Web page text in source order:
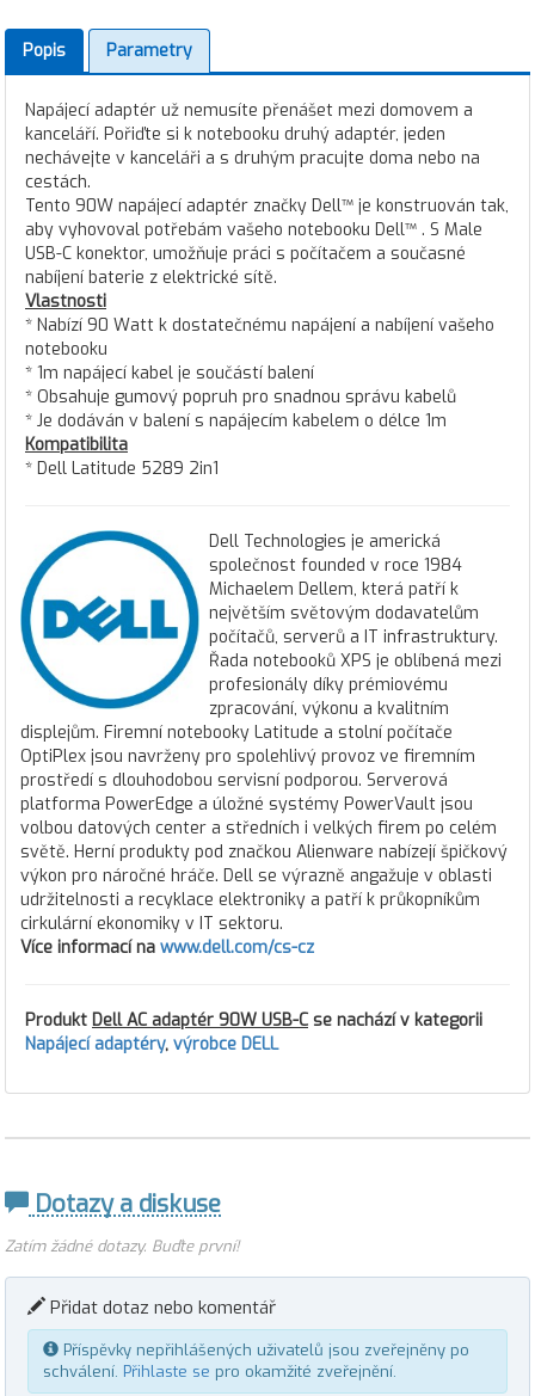
Popis Parametry
Napájecí adaptér už nemusíte přenášet mezi domovem a
kanceláří. Pořiďte si k notebooku druhý adaptér, jeden
nechávejte v kanceláři a s druhým pracujte doma nebo na
cestách.
Tento 90W napájecí adaptér značky Dell™ je konstruován tak,
aby vyhovoval potřebám vašeho notebooku Dell™ . S Male
USB-C konektor, umožňuje práci s počítačem a současné
nabíjení baterie z elektrické sítě.
Vlastnosti
* Nabízí 90 Watt k dostatečnému napájení a nabíjení vašeho
notebooku
* 1m napájecí kabel je součástí balení
* Obsahuje gumový popruh pro snadnou správu kabelů
* Je dodáván v balení s napájecím kabelem o délce 1m
Kompatibilita
* Dell Latitude 5289 2in1
Dell Technologies je americká
společnost founded v roce 1984
Michaelem Dellem, která patří k
největším světovým dodavatelům
počítačů, serverů a IT infrastruktury.
Řada notebooků XPS je oblíbená mezi
profesionály díky prémiovému
zpracování, výkonu a kvalitním
displejům. Firemní notebooky Latitude a stolní počítače
OptiPlex jsou navrženy pro spolehlivý provoz ve firemním
prostředí s dlouhodobou servisní podporou. Serverová
platforma PowerEdge a úložné systémy PowerVault jsou
volbou datových center a středních i velkých firem po celém
světě. Herní produkty pod značkou Alienware nabízejí špičkový
výkon pro náročné hráče. Dell se výrazně angažuje v oblasti
udržitelnosti a recyklace elektroniky a patří k průkopníkům
cirkulární ekonomiky v IT sektoru.
Více informací na www.dell.com/cs-cz
Produkt Dell AC adaptér 90W USB-C se nachází v kategorii
Napájecí adaptéry, výrobce DELL
Dotazy a diskuse
Zatím žádné dotazy. Buďte první!
Přidat dotaz nebo komentář
Příspěvky nepřihlášených uživatelů jsou zveřejněny po
schválení. Přihlaste se pro okamžité zveřejnění.